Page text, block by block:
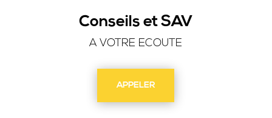
Conseils et SAV
A VOTRE ECOUTE
APPELER